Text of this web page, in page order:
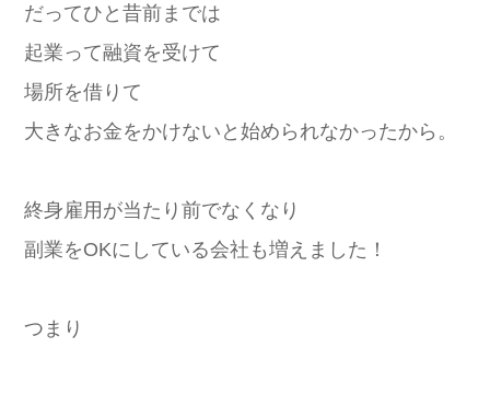
だってひと昔前までは
起業って融資を受けて
場所を借りて
大きなお金をかけないと始められなかったから。
終身雇用が当たり前でなくなり
副業をOKにしている会社も増えました！
つまり